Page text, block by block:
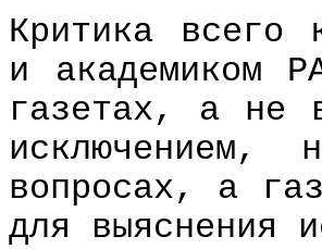
Критика всего
и академиком
газетах, а не
исключением,
вопросах, а
для выяснения